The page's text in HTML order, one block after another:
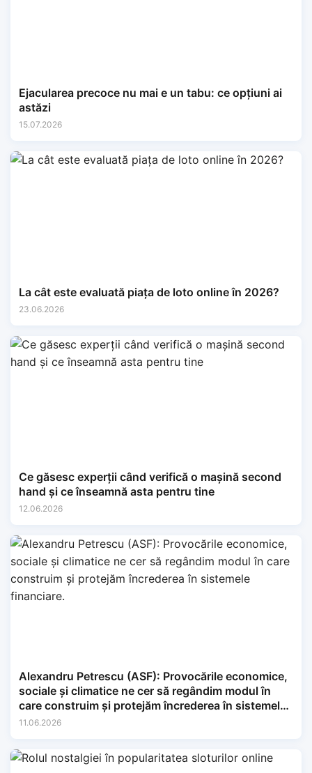
Ejacularea precoce nu mai e un tabu: ce opțiuni ai
astăzi
15.07.2026
La cât este evaluată piața de loto online în 2026?
23.06.2026
Ce găsesc experții când verifică o mașină second
hand și ce înseamnă asta pentru tine
12.06.2026
Alexandru Petrescu (ASF): Provocările economice,
sociale și climatice ne cer să regândim modul în
care construim și protejăm încrederea în sistemele
financiare.
11.06.2026